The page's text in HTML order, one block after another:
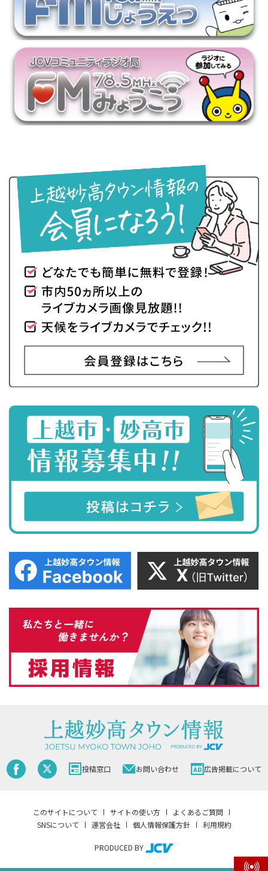
投稿窓口 お問い合わせ 広告掲載について
このサイトについて サイトの使い方
よくあるご質問
SNSについて
運営会社 個人情報保護方針 利用規約
PRODUCED BY